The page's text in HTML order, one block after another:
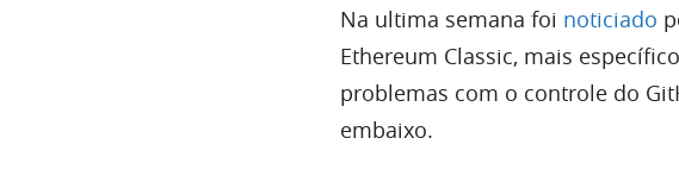
Na ultima semana foi noticiado
Ethereum Classic, mais
problemas com o controle do
embaixo.